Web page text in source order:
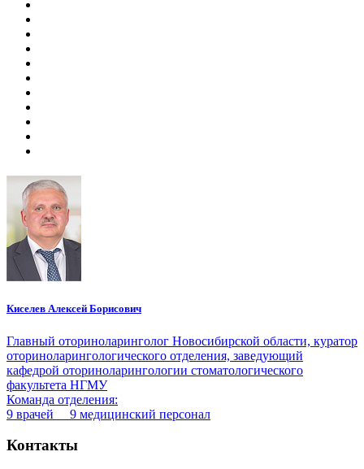
Киселев Алексей Борисович
Главный оториноларинголог Новосибирской области, куратор
оториноларингологического отделения, заведующий
кафедрой оториноларингологии стоматологического
факультета НГМУ
Команда отделения:
9 врачей 9 медицинский персонал
Контакты